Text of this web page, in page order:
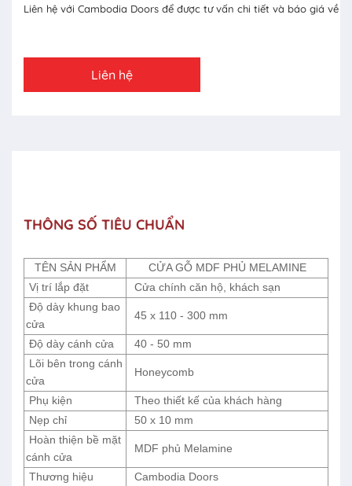
Liên hệ với Cambodia Doors để được tư vấn chi tiết và báo giá về
Liên hệ
THÔNG SỐ TIÊU CHUẨN
TÊN SẢN PHẨM
CỬA GỖ MDF PHỦ MELAMINE
Vị trí lắp đặt
Cửa chính căn hộ, khách sạn
Độ dày khung bao
cửa
45 x 110 - 300 mm
Độ dày cánh cửa
40 - 50 mm
Lõi bên trong cánh
cửa
Honeycomb
Phụ kiện
Theo thiết kế của khách hàng
Nẹp chỉ
50 x 10 mm
Hoàn thiện bề mặt
cánh cửa
MDF phủ Melamine
Thương hiệu
Cambodia Doors